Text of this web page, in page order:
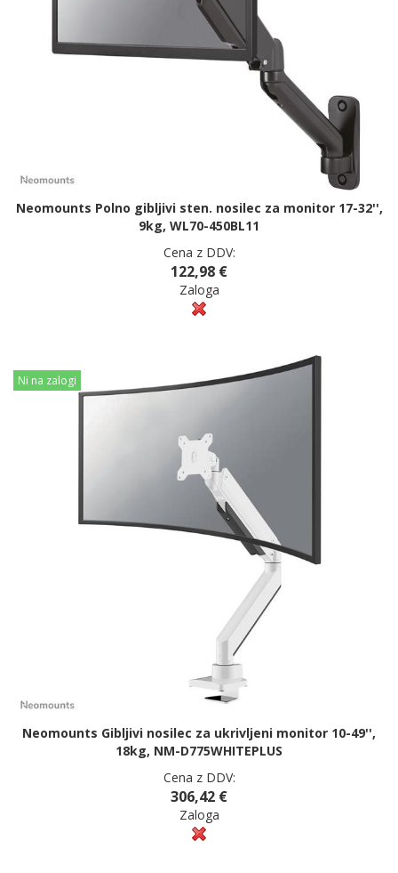
Neomounts Polno gibljivi sten. nosilec za monitor 17-32'',
9kg, WL70-450BL11
Cena z DDV:
122,98 €
Zaloga
Ni na zalogi
Neomounts Gibljivi nosilec za ukrivljeni monitor 10-49'',
18kg, NM-D775WHITEPLUS
Cena z DDV:
306,42 €
Zaloga